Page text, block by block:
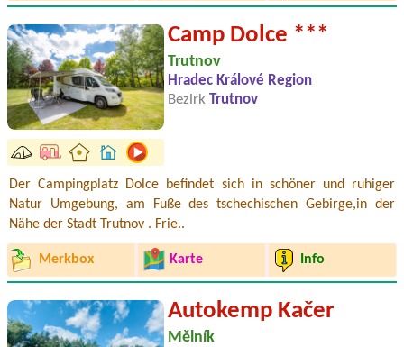
Camp Dolce ***
Trutnov
Hradec Králové Region
Bezirk
Trutnov
Der Campingplatz Dolce befindet sich in schöner und ruhiger
Natur Umgebung, am Fuße des tschechischen Gebirge,in der
Nähe der Stadt Trutnov . Frie..
Merkbox Karte Info
Autokemp Kačer
Mělník